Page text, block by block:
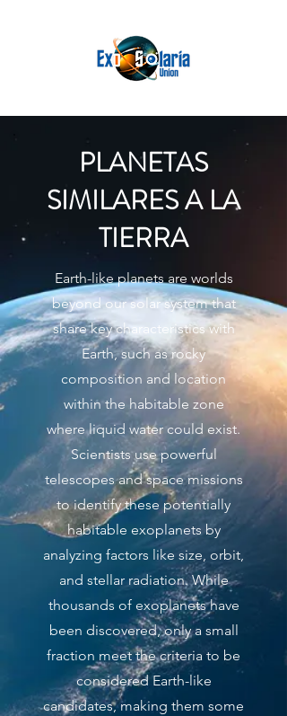
PLANETAS
SIMILARES A LA
TIERRA
Earth-like planets are worlds
beyond our solar system that
share key characteristics with
Earth, such as rocky
composition and location
within the habitable zone
where liquid water could exist.
Scientists use powerful
telescopes and space missions
to identify these potentially
habitable exoplanets by
analyzing factors like size, orbit,
and stellar radiation. While
thousands of exoplanets have
been discovered, only a small
fraction meet the criteria to be
considered Earth-like
candidates, making them some